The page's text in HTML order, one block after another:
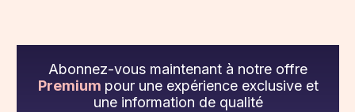
Abonnez-vous maintenant à notre offre
Premium pour une expérience exclusive et
une information de qualité